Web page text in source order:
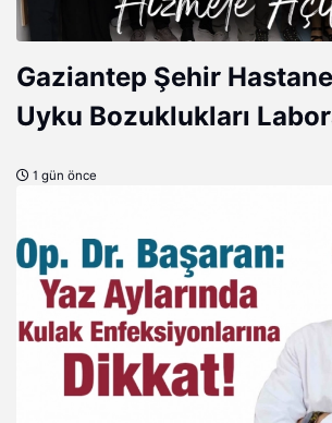
Gaziantep Şehir
Uyku Bozuklukları
1 gün önce